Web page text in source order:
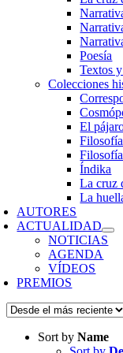
Poesía
Textos
Colecciones
El
Índika
La cruz
La
AUTORES
ACTUALIDAD
NOTICIAS
AGENDA
VÍDEOS
PREMIOS
Sort by Name